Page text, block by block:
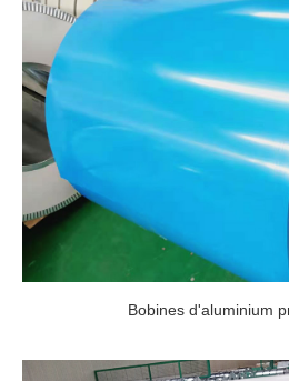
Bobines d'aluminium